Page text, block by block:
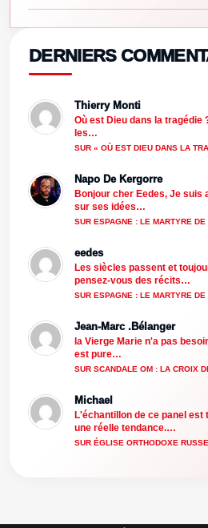
DERNIERS
Thierry Monti
Où est Dieu dans la tragédie
les…
SUR « OÙ EST DIEU DANS LA
Napo De Kergorre
Bonjour cher Eedes, Je suis
sur ses idées…
SUR ESPAGNE : LE MARTYRE DE
eedes
Les siècles passent et
pensez-vous des récits…
SUR ESPAGNE : LE MARTYRE DE
Jean-Marc .Bélanger
la Vierge Marie n'a pas
est pure…
SUR SCANDALE OM : LA CROIX
Michael
L'échantillon de ce panel
une réelle tendance.…
SUR ÉGLISE ORTHODOXE